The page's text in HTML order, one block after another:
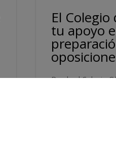
El
tu apoyo
Desde el Colegio